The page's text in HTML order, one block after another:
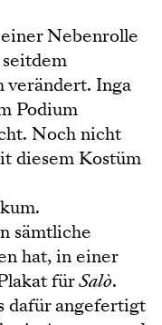
Nebenrolle
verändert. Inga
Podium
Noch nicht
diesem Kostüm
sämtliche
hat, in einer
fürSalò.
dafür angefertigt